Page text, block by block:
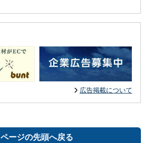
広告掲載について
ページの先頭へ戻る